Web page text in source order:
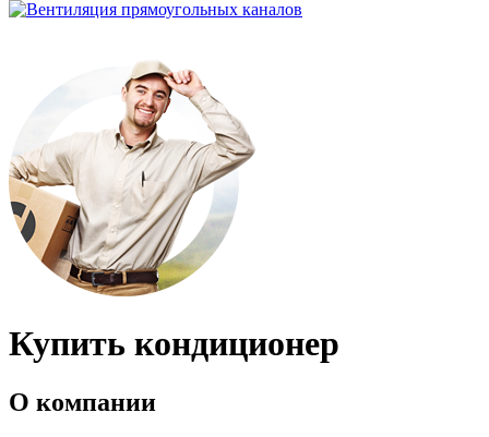
Купить кондиционер
О компании